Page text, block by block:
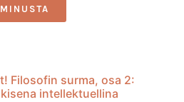
MINUSTA
Filosofin surma, osa 2:
intellektuellina